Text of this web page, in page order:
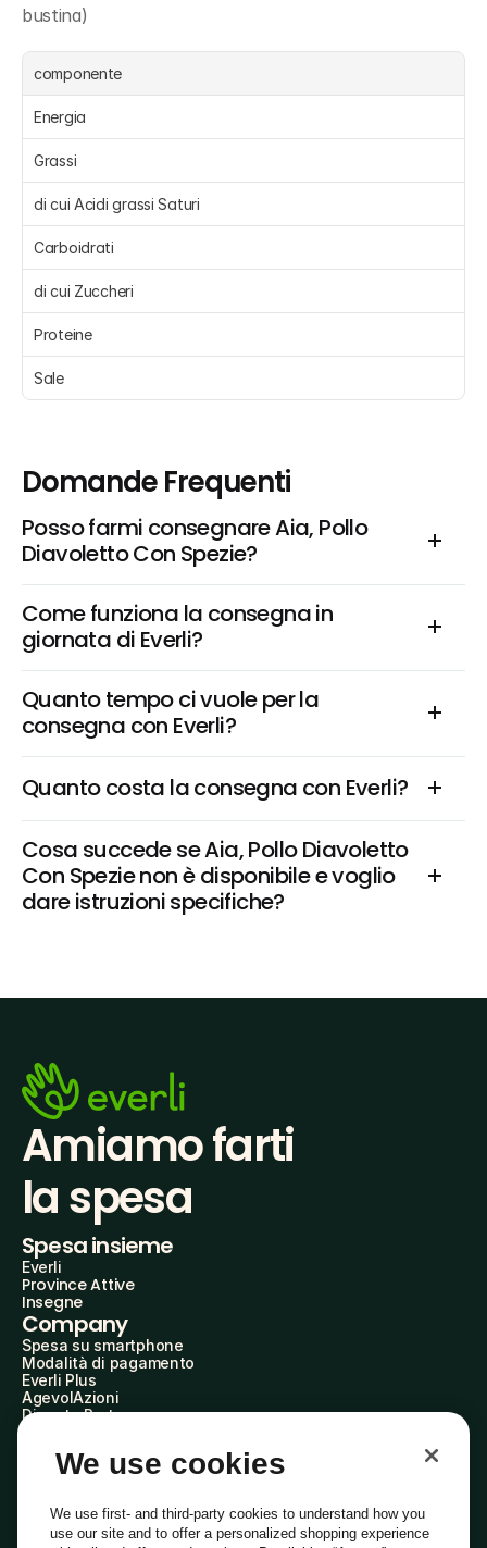
bustina)
componente
Energia
Grassi
di cui Acidi grassi Saturi
Carboidrati
di cui Zuccheri
Proteine
Sale
Domande Frequenti
Posso farmi consegnare Aia, Pollo
Diavoletto Con Spezie?
Come funziona la consegna in
giornata di Everli?
Quanto tempo ci vuole per la
consegna con Everli?
Quanto costa la consegna con Everli?
Cosa succede se Aia, Pollo Diavoletto
Con Spezie non è disponibile e voglio
dare istruzioni specifiche?
Amiamo farti
la spesa
Spesa insieme
Everli
Province Attive
Insegne
Company
Spesa su smartphone
Modalità di pagamento
Everli Plus
AgevolAzioni
Diventa Partner
Everli Shoppers
About Us
Everli News
Domande frequenti
We use cookies
We use first- and third-party cookies to understand how you
use our site and to offer a personalized shopping experience